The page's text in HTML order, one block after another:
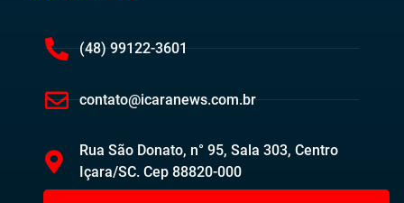
(48) 99122-3601
contato@icaranews.com.br
Rua São Donato, n° 95, Sala 303, Centro
Içara/SC. Cep 88820-000